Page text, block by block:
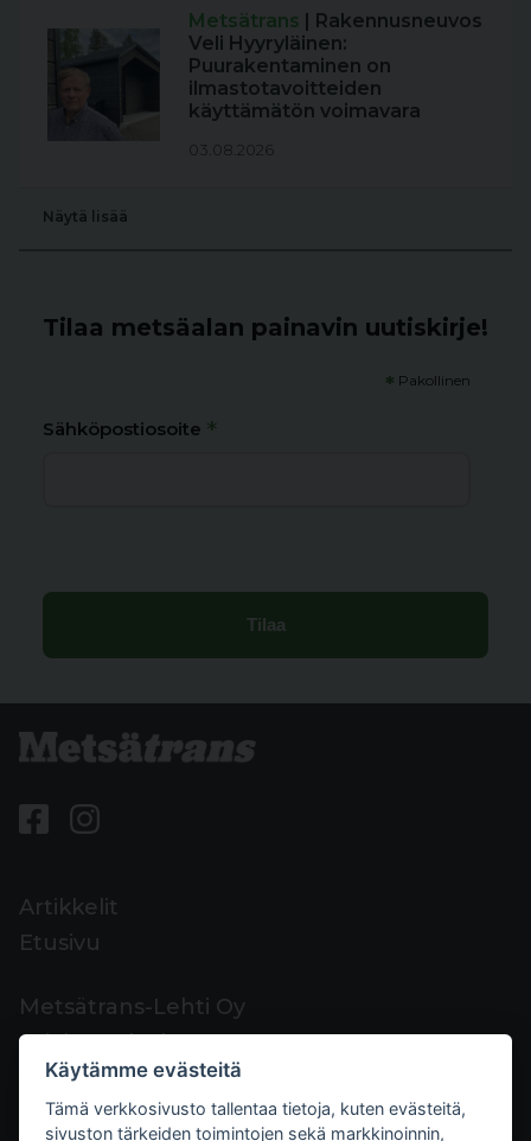
Metsätrans | Rakennusneuvos
Veli Hyyryläinen:
Puurakentaminen on
ilmastotavoitteiden
käyttämätön voimavara
03.08.2026
Näytä lisää
Tilaa metsäalan painavin uutiskirje!
* Pakollinen
Sähköpostiosoite *
Artikkelit
Etusivu
Metsätrans-Lehti Oy
Asiakaspalvelu
Yhteystiedot
Palaute
Käytämme evästeitä
Tämä verkkosivusto tallentaa tietoja, kuten evästeitä,
sivuston tärkeiden toimintojen sekä markkinoinnin,